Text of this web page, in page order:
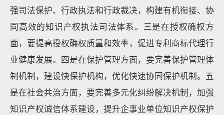
强司法保护、行政执法和行政裁决，构建有机衔接、协
同高效的知识产权执法司法体系。三是在授权确权方
面，要提高授权确权质量和效率，促进专利商标代理行
业健康发展。四是在保护管理方面，要完善保护管理体
制机制，建设快保护机构，优化快速协同保护机制。五
是在社会共治方面，要完善多元化纠纷解决机制，加强
知识产权诚信体系建设，提升企事业单位知识产权保护